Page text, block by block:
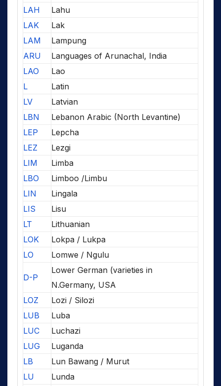
LAH
Lahu
LAK
Lak
LAM
Lampung
ARU
Languages of Arunachal, India
LAO
Lao
L
Latin
LV
Latvian
LBN
Lebanon Arabic (North Levantine)
LEP
Lepcha
LEZ
Lezgi
LIM
Limba
LBO
Limboo /Limbu
LIN
Lingala
LIS
Lisu
LT
Lithuanian
LOK
Lokpa / Lukpa
LO
Lomwe / Ngulu
D-P
Lower German (varieties in
N.Germany, USA
LOZ
Lozi / Silozi
LUB
Luba
LUC
Luchazi
LUG
Luganda
LB
Lun Bawang / Murut
LU
Lunda